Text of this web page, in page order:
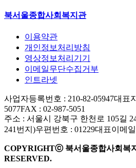
북서울종합사회복지관
이용약관
개인정보처리방침
영상정보처리기기
이메일무단수집거부
인트라넷
사업자등록번호 : 210-82-05947대표
5077FAX : 02-987-5051
주소 : 서울시 강북구 한천로 105길
241번지)우편번호 : 01229대표이메
COPYRIGHTⓒ 북서울종합사회복
RESERVED.